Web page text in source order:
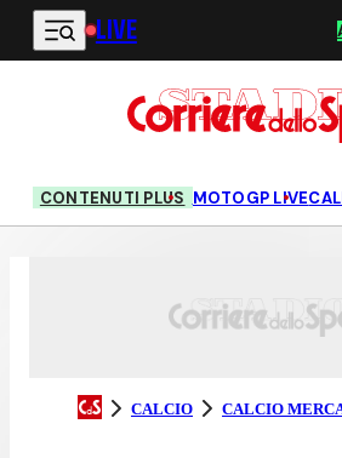
Vai al contenuto principale
LIVE
CONTENUTI PLUS MOTOGP LIVE
CALCIO CALCIO